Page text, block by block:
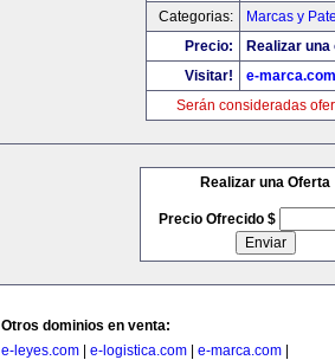
Categorias:
Marcas y
Precio:
Realizar
Visitar!
e-marca.com
Serán consideradas
Realizar una Oferta
Precio Ofrecido $
Otros dominios en venta:
e-leyes.com
e-logistica.com e-marca.com